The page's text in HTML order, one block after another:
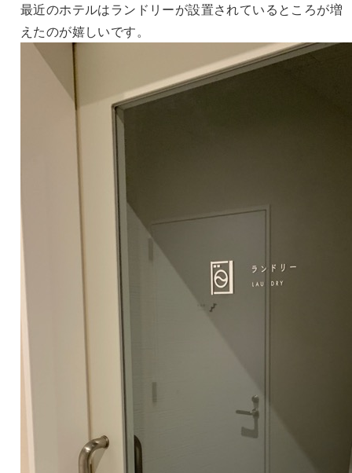
最近のホテルはランドリーが設置されているところが増
えたのが嬉しいです。